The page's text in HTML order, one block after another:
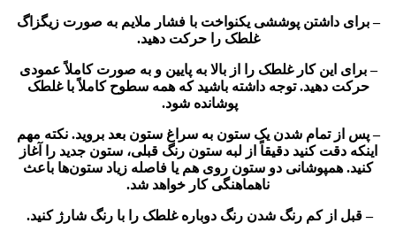
– برای داشتن پوششی یکنواخت با فشار ملایم به صورت زیگزاگ
غلطک را حرکت دهید.
– برای این کار غلطک را از بالا به پایین و به ‌صورت کاملاً عمودی
حرکت دهید. توجه داشته باشید که همه سطوح کاملاً با غلطک
پوشانده شود.
– پس از تمام شدن یک ستون به سراغ ستون بعد بروید. نکته مهم
اینکه دقت کنید دقیقاً از لبه ستون رنگ قبلی، ستون جدید را آغاز
کنید. همپوشانی دو ستون روی هم یا فاصله زیاد ستون‌ها باعث
ناهماهنگی کار خواهد شد.
– قبل از کم رنگ شدن رنگ دوباره غلطک را با رنگ شارژ کنید.